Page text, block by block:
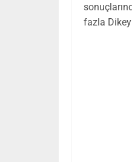
fazla